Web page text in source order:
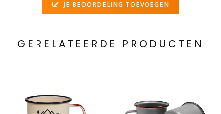
JE BEOORDELING TOEVOEGEN
GERELATEERDE PRODUCTEN